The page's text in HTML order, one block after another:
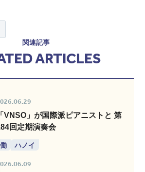
関連記事
ARTICLES
「VNSO」が国際派ピアニストと 第
回定期演奏会
働 ハノイ